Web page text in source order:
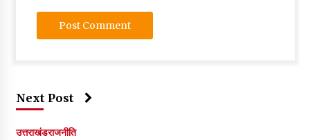
Next Post
उत्तराखंडराजनीति